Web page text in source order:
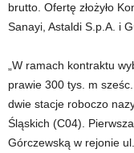
brutto. Ofertę złożyło
Sanayi, Astaldi S.p.A. i
„W ramach kontraktu
prawie 300 tys. m
dwie stacje roboczo
Śląskich (C04).
Górczewską w rejonie